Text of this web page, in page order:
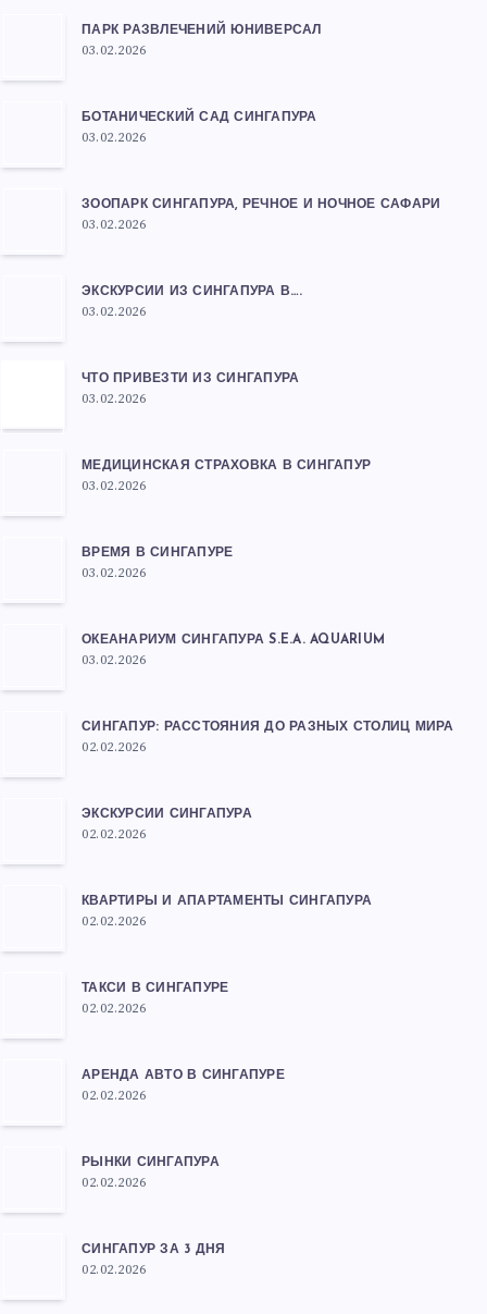
ПАРК РАЗВЛЕЧЕНИЙ ЮНИВЕРСАЛ
03.02.2026
БОТАНИЧЕСКИЙ САД СИНГАПУРА
03.02.2026
ЗООПАРК СИНГАПУРА, РЕЧНОЕ И НОЧНОЕ САФАРИ
03.02.2026
ЭКСКУРСИИ ИЗ СИНГАПУРА В….
03.02.2026
ЧТО ПРИВЕЗТИ ИЗ СИНГАПУРА
03.02.2026
МЕДИЦИНСКАЯ СТРАХОВКА В СИНГАПУР
03.02.2026
ВРЕМЯ В СИНГАПУРЕ
03.02.2026
ОКЕАНАРИУМ СИНГАПУРА S.E.A. AQUARIUM
03.02.2026
СИНГАПУР: РАССТОЯНИЯ ДО РАЗНЫХ СТОЛИЦ МИРА
02.02.2026
ЭКСКУРСИИ СИНГАПУРА
02.02.2026
КВАРТИРЫ И АПАРТАМЕНТЫ СИНГАПУРА
02.02.2026
ТАКСИ В СИНГАПУРЕ
02.02.2026
АРЕНДА АВТО В СИНГАПУРЕ
02.02.2026
РЫНКИ СИНГАПУРА
02.02.2026
СИНГАПУР ЗА 3 ДНЯ
02.02.2026